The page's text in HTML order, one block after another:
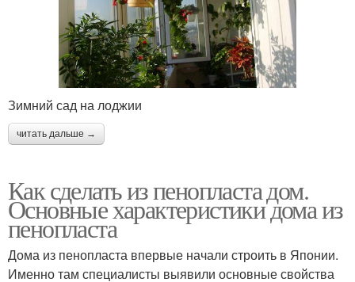
Зимний сад на лоджии
читать дальше →
Как сделать из пенопласта дом.
Основные характеристики дома из
пенопласта
Дома из пенопласта впервые начали строить в Японии.
Именно там специалисты выявили основные свойства